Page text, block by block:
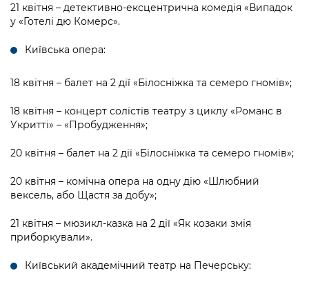
21 квітня – детективно-ексцентрична комедія «Випадок
у «Готелі дю Комерс».
Київська опера:
18 квітня – балет на 2 дії «Білосніжка та семеро гномів»;
18 квітня – концерт солістів театру з циклу «Романс в
Укритті» – «Пробудження»;
20 квітня – балет на 2 дії «Білосніжка та семеро гномів»;
20 квітня – комічна опера на одну дію «Шлюбний
вексель, або Щастя за добу»;
21 квітня – мюзикл-казка на 2 дії «Як козаки змія
приборкували».
Київський академічний театр на Печерську: